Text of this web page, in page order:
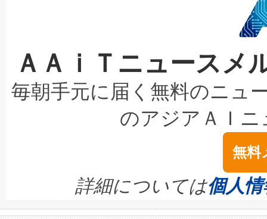
選定された製品について、自
取得できる可能性もあります
設には、3億～4億ドルかか
最高経営責任者（CEO）であ
す。「当社のfully-connected
ームを利用すれば、6,000万
きます。この効率性は、フェ
系統連系を迅速にし、ピーク
限を超えて利用可能な電力容
持できるよう貢献します。こ
ービスレベル契約（SLA）違
テリー性能の劣化によるダウ
念は、現在データセンターが
ます。 Voltaiq provides a
quality and reliability for AI
BESS stack to ensure battery
ケーブル、枝などの細かな対
なレーザースポットにより、
な環境下でも豊かなディテー
キロメートル範囲を検出
LiDAR for Inspections,
は1535 nmレーザーを搭載。
イズの小径化を実現すること
す。ノーマルモードでは、
ートル先まで検出でき、これ
ＡＡｉＴニュース
毎朝手元に届く無料のニュ
のアジアＡＩ
無料
詳細については個人